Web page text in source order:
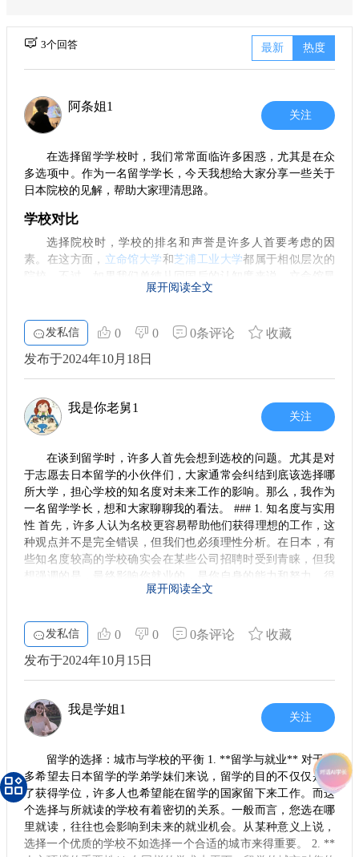
3个回答 最新 热度
阿条姐1
关注
在选择留学学校时，我们常常面临许多困惑，尤其是在众
多选项中。作为一名留学学长，今天我想给大家分享一些关于
日本院校的见解，帮助大家理清思路。
学校对比
选择院校时，学校的排名和声誉是许多人首要考虑的因
素。在这方面， 立命馆大学和芝浦工业大学都属于相似层次的
然更具影响力，名声较大。然而，考虑到职业发展，特别是理
职业前景
在日本职场竞争日趋激烈的现状下，选择一所能为未来职
业发展加分的学校特别重要。芝浦工业大学在理工科的领域具
有更强的实力，因此在当地职场中占有一席之地。如果你的专
业是在理工科领域，并且有意愿在日本扎根，选择芝浦工业无
疑是明智之举。
学科特点
每所学校在具体专业上都有所侧重。例如，立命馆大学在
社会科学、人文学科方面的实力较强，而芝浦工业大学则在工
科、经营管理等领域表现优异。留学学长建议大家深入了解各
自的学科特点，根据自己的专业兴趣进行选择。
个人规划与目标
明确自己的留学目标非常重要。无论选择哪个学校，首先
方向明确，选择适合的学校将更加容易。
总结
但若你倾向于理工科并希望在日本就业，芝浦工业大学相对来
说会更为合适。在决定之前，多了解这两所院校及其专业特
色，同时结合自己的发展目标，才能做出最适合自己的选择。
希望我的分享能够帮助到正在考虑留学的你，祝你在日本的留
学之路顺利！
展开阅读全文
发私信 0 0 0条评论
收藏
发布于2024年10月18日
我是你老舅1
关注
在谈到留学时，许多人首先会想到选校的问题。尤其是对
于志愿去日本留学的小伙伴们，大家通常会纠结到底该选择哪
所大学，担心学校的知名度对未来工作的影响。那么，我作为
一名留学学长，想和大家聊聊我的看法。 ### 1. 知名度与实用
性 首先，许多人认为名校更容易帮助他们获得理想的工作，这
种观点并不是完全错误，但我们也必须理性分析。在日本，有
些知名度较高的学校确实会在某些公司招聘时受到青睐，但我
想强调的是，最终影响你就业的，是你自身的能力和努力。很
多企业会更关注你的实践经验、专业技能和综合素质，而不仅
度和实际学习内容之间找到一个平衡点，选择适合自己的大
学。 ### 2. 学习是关键 说到学习，我真心认为学业才是最重要
的。在大学时期，你的学习态度和课程表现将直接影响到你今
后的发展。即便你选择了一所名气不算大的学校，只要你能在
业机会。在日本，大多数企业更加看重你的能力和个人表现，
而不是纸上的名气。 ### 3. 实践机会的重要性 另外，很多人会
机会，利用寒暑假等时间去参加实习，能够更好地锻炼自己的
能力。我鼓励大家多参与各类实践活动，因为这不仅能丰富你
的简历，还能帮助你在毕业后更快适应职场环境。找工作时，
相关的实习经历通常会给你加分，甚至会让招聘人员更倾向于
选择你。 ### 4. 联系行业专家 与其执着于学校的名气，不如多
花时间去建立和行业内专业人士的联系。无论你在什么学校，
展开阅读全文
发私信 0 0 0条评论
收藏
发布于2024年10月15日
我是学姐1
关注
留学的选择：城市与学校的平衡 1. **留学与就业** 对于许
多希望去日本留学的学弟学妹们来说，留学的目的不仅仅是为
了获得学位，许多人也希望能在留学的国家留下来工作。而这
个选择与所就读的学校有着密切的关系。一般而言，您选在哪
里就读，往往也会影响到未来的就业机会。从某种意义上说，
选择一个优质的学校不如选择一个合适的城市来得重要。 2. **